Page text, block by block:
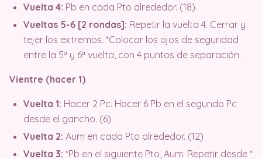
Vuelta 4: Pb en cada Pto alrededor. (18).
Vueltas 5-6 [2 rondas]: Repetir la vuelta 4. Cerrar y
tejer los extremos. *Colocar los ojos de seguridad
entre la 5ª y 6ª vuelta, con 4 puntos de separación.
Vientre (hacer 1)
Vuelta 1: Hacer 2 Pc. Hacer 6 Pb en el segundo Pc
desde el gancho. (6)
Vuelta 2: Aum en cada Pto alrededor. (12)
Vuelta 3: *Pb en el siguiente Pto, Aum. Repetir desde *